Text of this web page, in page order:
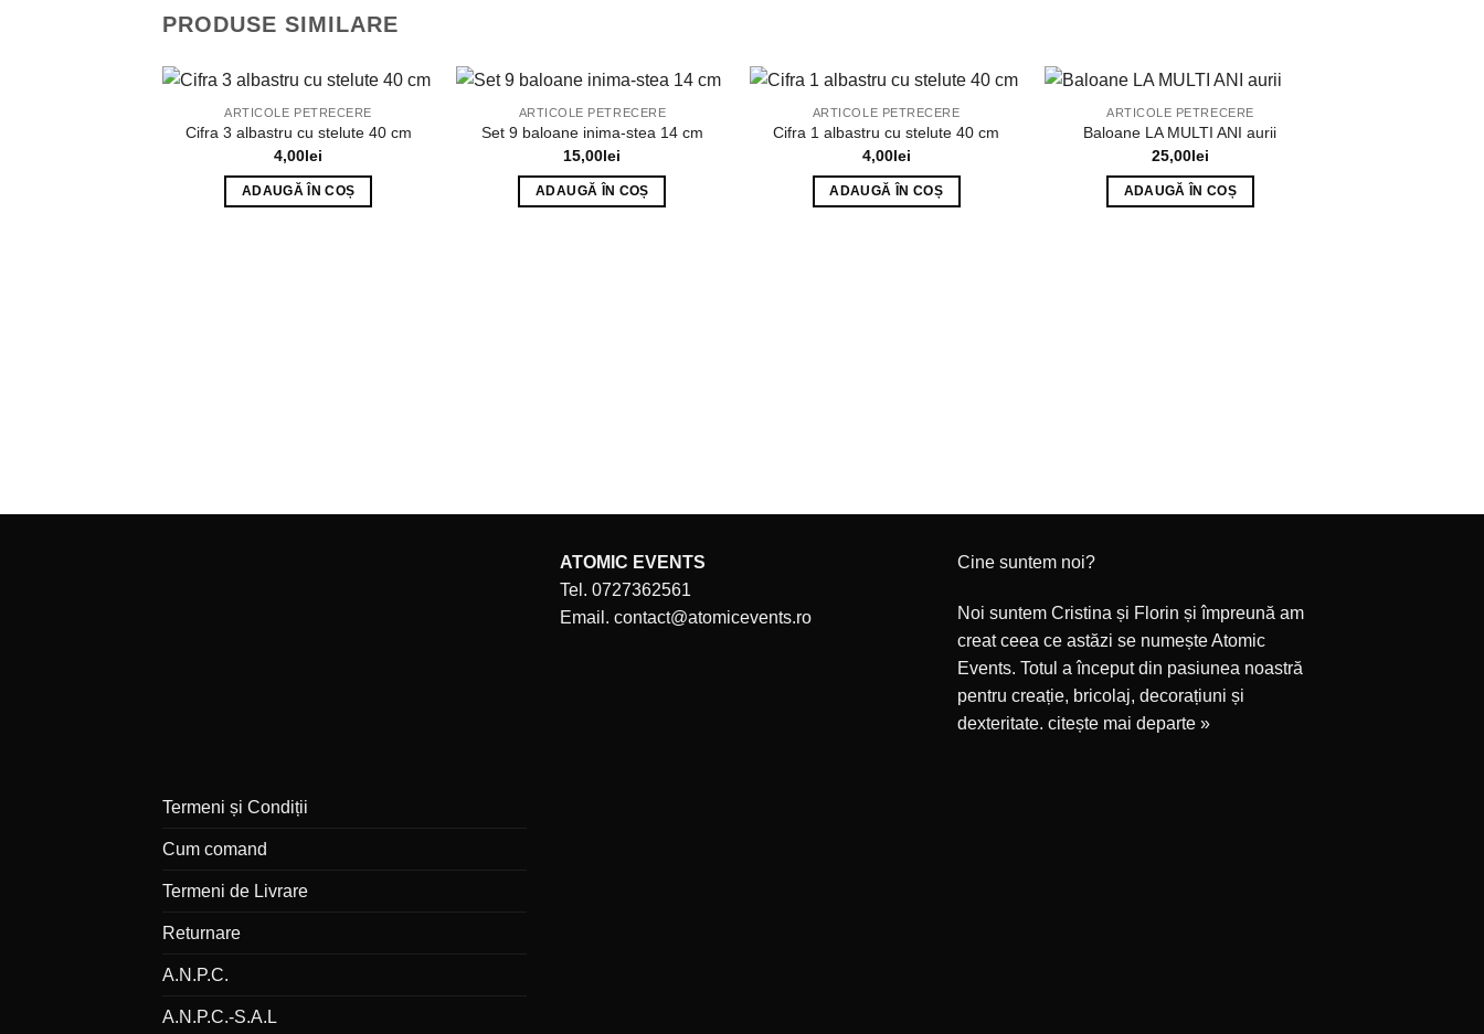
PRODUSE SIMILARE
ARTICOLE PETRECERE
Cifra 3 albastru cu stelute 40 cm
4,00lei
ADAUGĂ ÎN COȘ
ARTICOLE PETRECERE
Set 9 baloane inima-stea 14 cm
15,00lei
ADAUGĂ ÎN COȘ
ARTICOLE PETRECERE
Cifra 1 albastru cu stelute 40 cm
4,00lei
ADAUGĂ ÎN COȘ
ARTICOLE PETRECERE
Baloane LA MULTI ANI aurii
25,00lei
ADAUGĂ ÎN COȘ
ATOMIC EVENTS
Tel. 0727362561
Email. contact@atomicevents.ro
Cine suntem noi?
Noi suntem Cristina și Florin și împreună am
creat ceea ce astăzi se numește Atomic
Events. Totul a început din pasiunea noastră
pentru creație, bricolaj, decorațiuni și
dexteritate. citește mai departe »
Termeni și Condiții
Cum comand
Termeni de Livrare
Returnare
A.N.P.C.
A.N.P.C.-S.A.L